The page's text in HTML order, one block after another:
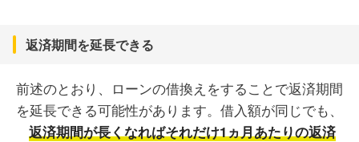
返済期間を延長できる
前述のとおり、ローンの借換えをすることで返済期間
を延長できる可能性があります。借入額が同じでも、
返済期間が長くなればそれだけ1ヵ月あたりの返済